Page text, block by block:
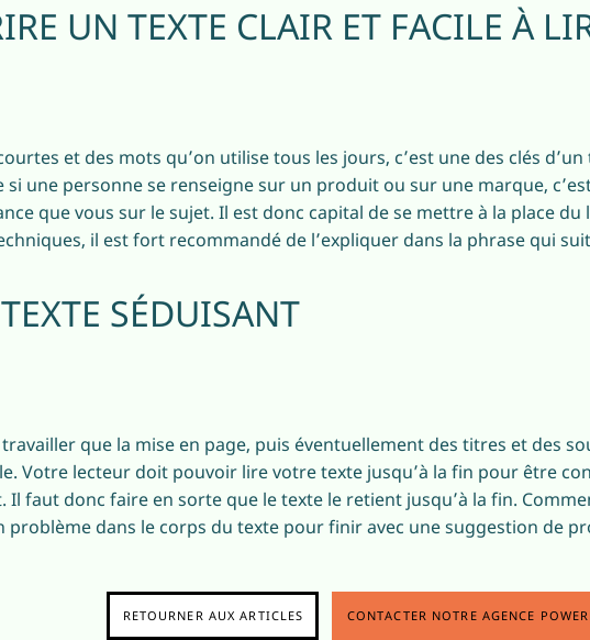
UN TEXTE CLAIR ET FACILE À
et des mots qu’on utilise tous les jours, c’est une des clés d’un
une personne se renseigne sur un produit ou sur une marque,
que vous sur le sujet. Il est donc capital de se mettre à la place du
il est fort recommandé de l’expliquer dans la phrase qui
SÉDUISANT
que la mise en page, puis éventuellement des titres et des
Votre lecteur doit pouvoir lire votre texte jusqu’à la fin pour être
faut donc faire en sorte que le texte le retient jusqu’à la fin.
problème dans le corps du texte pour finir avec une suggestion de
RETOURNER AUX ARTICLES CONTACTER NOTRE AGENCE